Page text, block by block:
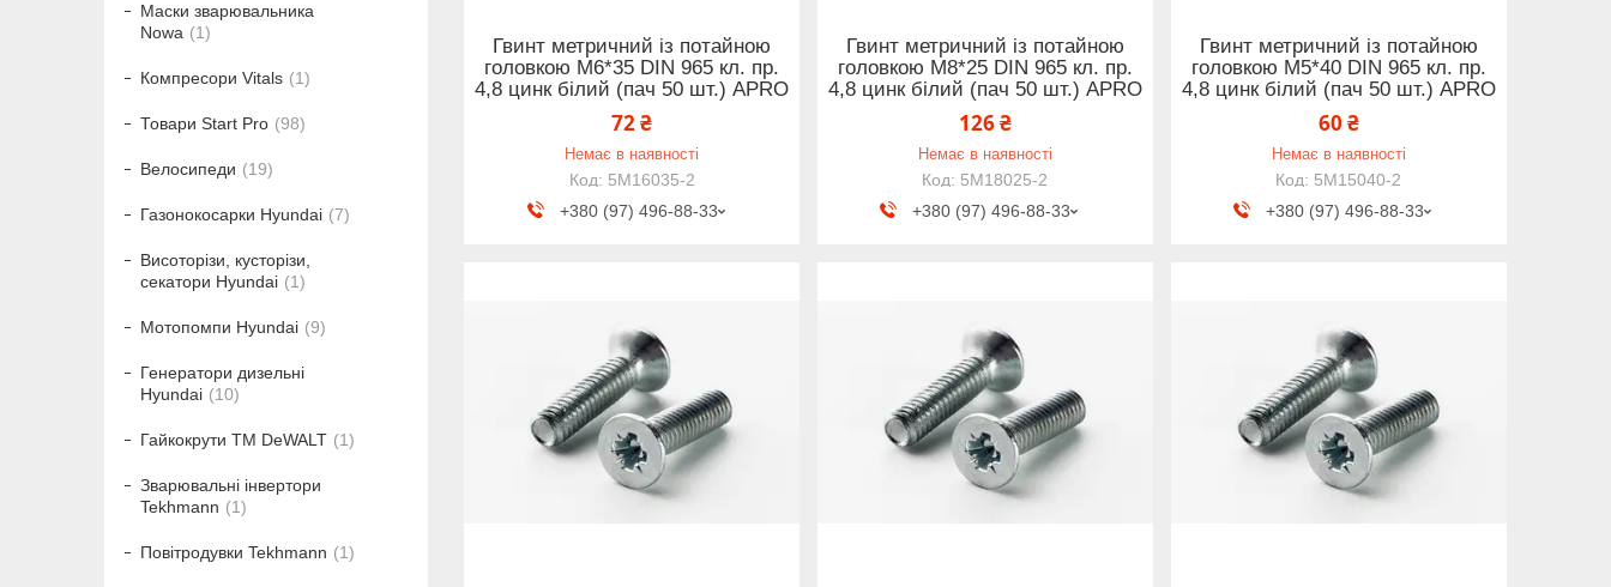
Гвинт метричний із потайною
головкою М6*35 DIN 965 кл. пр.
4,8 цинк білий (пач 50 шт.) APRO
72 ₴
Немає в наявності
5M16035-2
+380 (97) 496-88-33
Гвинт метричний із потайною
головкою М8*25 DIN 965 кл. пр.
4,8 цинк білий (пач 50 шт.) APRO
126 ₴
Немає в наявності
5M18025-2
+380 (97) 496-88-33
Гвинт метричний із потайною
головкою М5*40 DIN 965 кл. пр.
4,8 цинк білий (пач 50 шт.) APRO
60 ₴
Немає в наявності
5M15040-2
+380 (97) 496-88-33
Маски зварювальника
Nowa
1
Компресори Vitals 1
Товари Start Pro 98
Велосипеди 19
Газонокосарки Hyundai 7
Висоторізи, кусторізи,
секатори Hyundai
1
Мотопомпи Hyundai 9
Генератори дизельні
Hyundai
10
Гайкокрути ТМ DeWALT 1
Зварювальні інвертори
Tekhmann
1
Повітродувки Tekhmann 1